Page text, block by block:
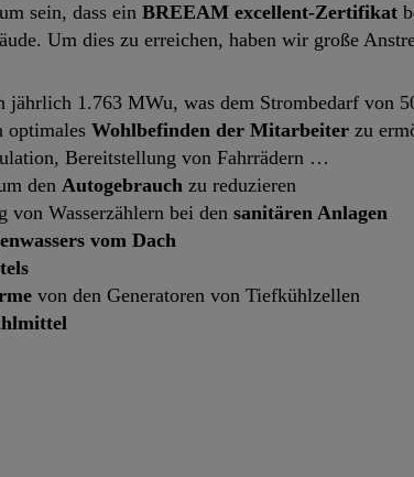
sein, dass ein BREEAM excellent-Zertifikat
Um dies zu erreichen, haben wir große
jährlich 1.763 MWu, was dem Strombedarf von
optimales Wohlbefinden der Mitarbeiter zu
Bereitstellung von Fahrrädern …
den Autogebrauch zu reduzieren
Wasserzählern bei den sanitären Anlagen
vom Dach
von den Generatoren von Tiefkühlzellen